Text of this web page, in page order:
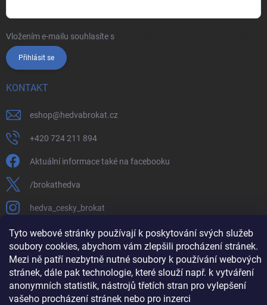
Tyto webové stránky používají k poskytování svých služeb
soubory cookies, abychom vám zlepšili procházení stránek.
Mezi ně patří nezbytně nutné soubory k používání webových
stránek, dále pak technologie, které slouží např. k vytváření
anonymních statistik, nástrojů třetích stran pro vylepšení
vašeho procházení stránek nebo pro inzerci
Vložením e-mailu souhlasíte s
Přihlásit se
KONTAKT
eshop@hedvabrokat.cz
+420 724 211 894
Aktuální informace také na facebooku
/brokathedva
hedva_cesky_brokat
https://www.youtube.com/channel/
Copyright 2026Hedva ČESKÝ BROKÁT . Všechna práva vyhrazena.Upravit
nastavení cookies